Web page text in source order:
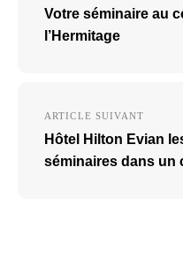
l’article
Votre séminaire au
l’Hermitage
ARTICLE SUIVANT
Hôtel Hilton Evian
séminaires dans un